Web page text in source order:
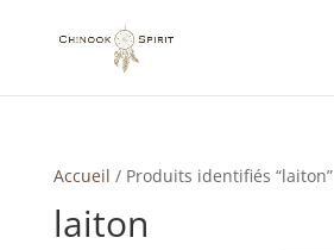
Accueil / Produits identifiés “laiton”
laiton